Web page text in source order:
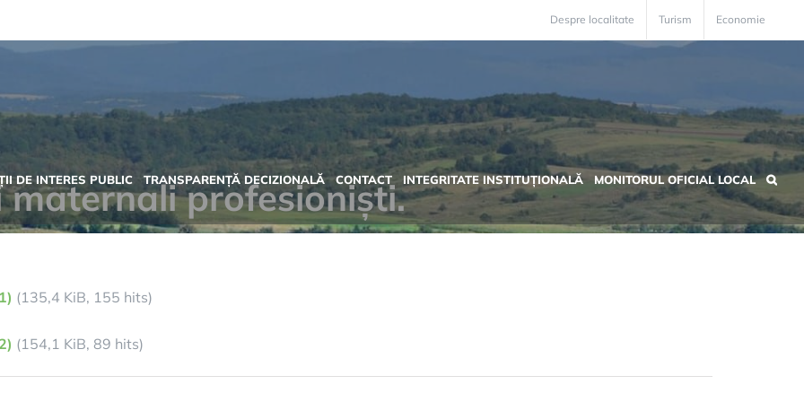
Despre localitate Turism Economie
DE INTERES PUBLIC TRANSPARENȚĂ DECIZIONALĂ CONTACT INTEGRITATE INSTITUȚIONALĂ MONITORUL OFICIAL LOCAL
profesioniști.
(135,4 KiB, 155 hits)
(154,1 KiB, 89 hits)